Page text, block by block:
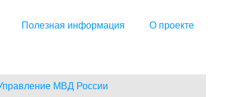
Полезная информация О проекте
МВД России